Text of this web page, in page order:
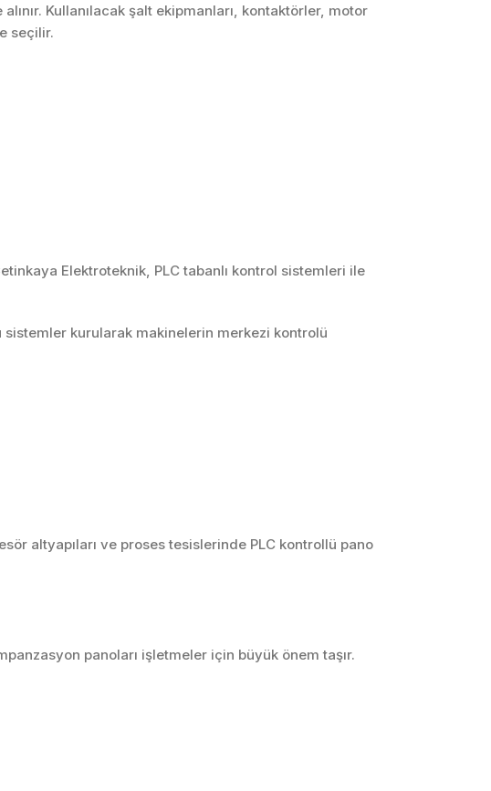
Kullanılacak şalt ekipmanları, kontaktörler, motor
seçilir.
Elektroteknik, PLC tabanlı kontrol sistemleri ile
kurularak makinelerin merkezi kontrolü
altyapıları ve proses tesislerinde PLC kontrollü pano
panoları işletmeler için büyük önem taşır.